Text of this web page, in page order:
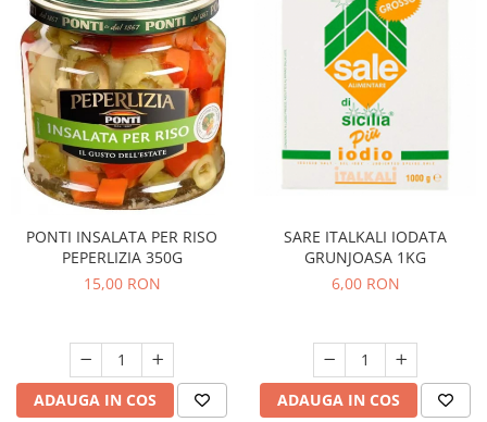
PONTI INSALATA PER RISO
PEPERLIZIA 350G
15,00 RON
ADAUGA IN COS
SARE ITALKALI IODATA
GRUNJOASA 1KG
6,00 RON
ADAUGA IN COS